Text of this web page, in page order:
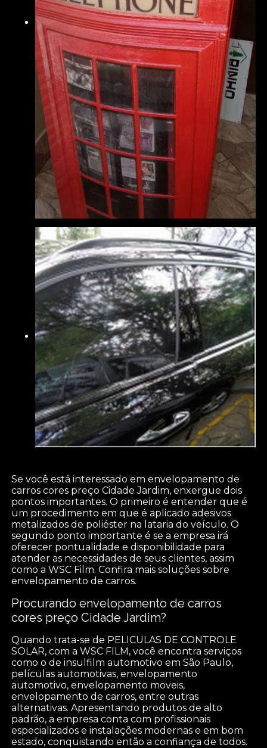
Se você está interessado em envelopamento de
carros cores preço Cidade Jardim, enxergue dois
pontos importantes. O primeiro é entender que é
um procedimento em que é aplicado adesivos
metalizados de poliéster na lataria do veículo. O
segundo ponto importante é se a empresa irá
oferecer pontualidade e disponibilidade para
atender as necessidades de seus clientes, assim
como a WSC Film. Confira mais soluções sobre
envelopamento de carros.
Procurando envelopamento de carros
cores preço Cidade Jardim?
Quando trata-se de PELICULAS DE CONTROLE
SOLAR, com a WSC FILM, você encontra serviços
como o de insulfilm automotivo em São Paulo,
películas automotivas, envelopamento
automotivo, envelopamento moveis,
envelopamento de carros, entre outras
alternativas. Apresentando produtos de alto
padrão, a empresa conta com profissionais
especializados e instalações modernas e em bom
estado, conquistando então a confiança de todos.